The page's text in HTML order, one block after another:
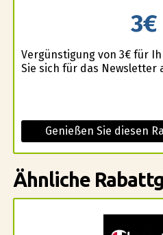
3€
Vergünstigung von 3€ für
Sie sich für das Newsletter
Genießen Sie diesen
Ähnliche